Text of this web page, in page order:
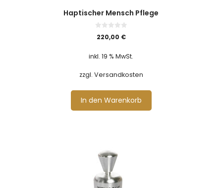
Haptischer Mensch Pflege
0
v
5
220,00 €
inkl. 19 % MwSt.
zzgl. Versandkosten
In den Warenkorb